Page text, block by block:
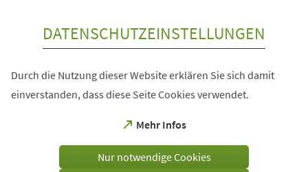
DATENSCHUTZEINSTELLUNGEN
Durch die Nutzung dieser Website erklären Sie sich damit
einverstanden, dass diese Seite Cookies verwendet.
Mehr Infos
(Öffnet
einem
Nur notwendige Cookies